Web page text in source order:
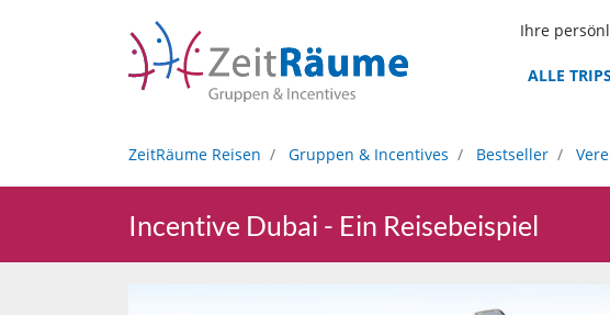
Ihre
ALLE TRIPS
ZeitRäume Reisen Gruppen & Incentives Bestseller
Incentive Dubai - Ein Reisebeispiel